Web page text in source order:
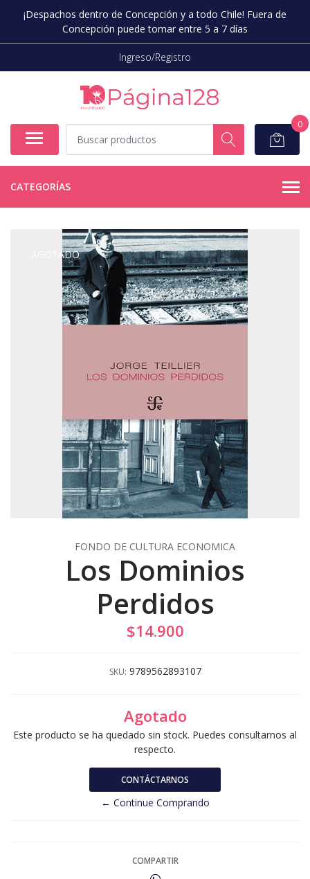
¡Despachos dentro de Concepción y a todo Chile! Fuera de
Concepción puede tomar entre 5 a 7 días
Ingreso/Registro
0
CATEGORÍAS
AGOTADO
FONDO DE CULTURA ECONOMICA
Los Dominios
Perdidos
$14.900
SKU: 9789562893107
Agotado
Este producto se ha quedado sin stock. Puedes consultarnos al
respecto.
CONTÁCTARNOS
← Continue Comprando
COMPARTIR